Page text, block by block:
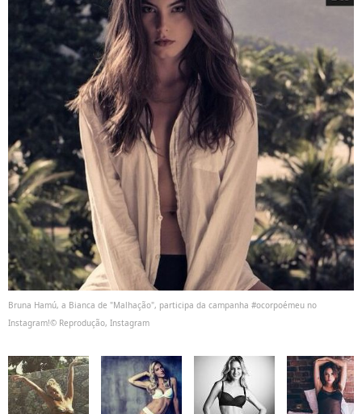
Bruna Hamú, a Bianca de "Malhação", participa da campanha #ocorpoémeu no
Instagram!© Reprodução, Instagram